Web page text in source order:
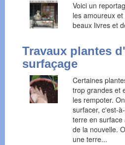
Voici un
les amoureux
beaux livres et
Travaux plantes
surfaçage
Certaines
trop grandes et
les rempoter.
surfacer, c'est-
terre en
de la nouvelle.
une terre...